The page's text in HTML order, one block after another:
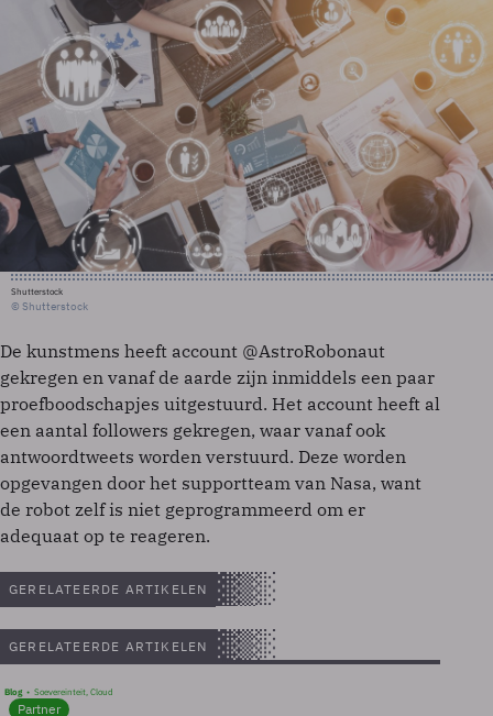
Shutterstock
© Shutterstock
De kunstmens heeft account @AstroRobonaut
gekregen en vanaf de aarde zijn inmiddels een paar
proefboodschapjes uitgestuurd. Het account heeft al
een aantal followers gekregen, waar vanaf ook
antwoordtweets worden verstuurd. Deze worden
opgevangen door het supportteam van Nasa, want
de robot zelf is niet geprogrammeerd om er
adequaat op te reageren.
GERELATEERDE ARTIKELEN
GERELATEERDE ARTIKELEN
Blog Soevereinteit, Cloud
Partner